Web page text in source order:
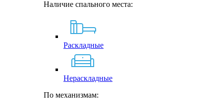
Наличие спального места:
Раскладные
Нераскладные
По механизмам: